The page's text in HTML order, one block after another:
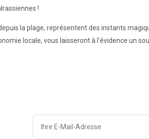
!
la plage, représentent des instants
locale, vous laisseront à l’évidence un